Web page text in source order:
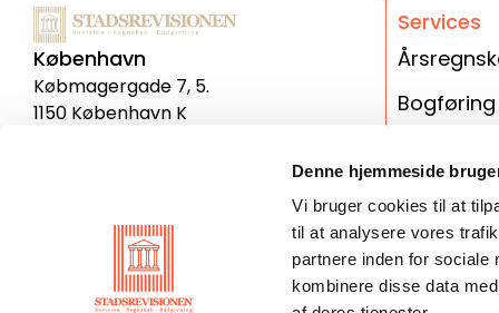
Denne hjemmeside
Vi bruger cookies til at
til at analysere vores
partnere inden for sociale
kombinere disse data
København
Købmagergade 7, 5.
1150 København K
Mariane Thomsens Gade 4B, 6. 3
Telefon: +45 7060 4004
E-mail: kontakt@stadsrevisionen.dk
Services
Bogføring
Revision
Skat